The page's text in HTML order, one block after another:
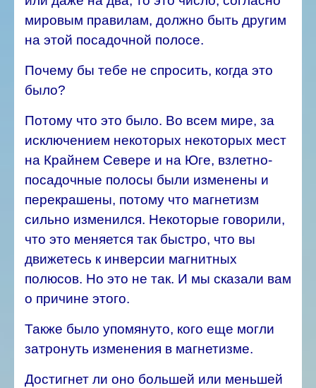
мировым правилам, должно быть другим
на этой посадочной полосе.
Почему бы тебе не спросить, когда это
было?
Потому что это было. Во всем мире, за
исключением некоторых некоторых мест
на Крайнем Севере и на Юге, взлетно-
посадочные полосы были изменены и
перекрашены, потому что магнетизм
сильно изменился. Некоторые говорили,
что это меняется так быстро, что вы
движетесь к инверсии магнитных
полюсов. Но это не так. И мы сказали вам
о причине этого.
Также было упомянуто, кого еще могли
затронуть изменения в магнетизме.
Достигнет ли оно большей или меньшей